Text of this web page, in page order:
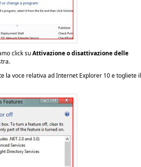
click suAttivazione o disattivazione delle
la voce relativa ad Internet Explorer 10 e togliete il